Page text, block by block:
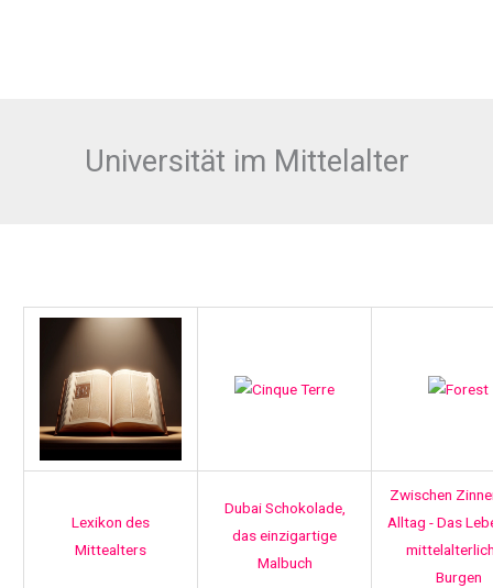
Universität im Mittelalter
Lexikon des
Mittealters
Dubai Schokolade,
das einzigartige
Malbuch
Zwischen
Alltag - Das
Burgen